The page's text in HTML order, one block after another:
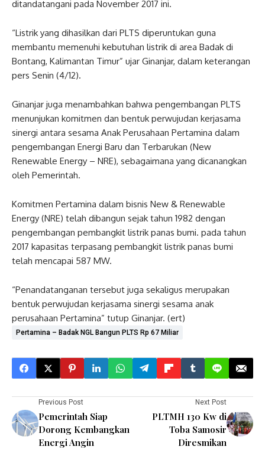
ditandatangani pada November 2017 ini.
“Listrik yang dihasilkan dari PLTS diperuntukan guna
membantu memenuhi kebutuhan listrik di area Badak di
Bontang, Kalimantan Timur” ujar Ginanjar, dalam keterangan
pers Senin (4/12).
Ginanjar juga menambahkan bahwa pengembangan PLTS
menunjukan komitmen dan bentuk perwujudan kerjasama
sinergi antara sesama Anak Perusahaan Pertamina dalam
pengembangan Energi Baru dan Terbarukan (New
Renewable Energy – NRE), sebagaimana yang dicanangkan
oleh Pemerintah.
Komitmen Pertamina dalam bisnis New & Renewable
Energy (NRE) telah dibangun sejak tahun 1982 dengan
pengembangan pembangkit listrik panas bumi. pada tahun
2017 kapasitas terpasang pembangkit listrik panas bumi
telah mencapai 587 MW.
“Penandatanganan tersebut juga sekaligus merupakan
bentuk perwujudan kerjasama sinergi sesama anak
perusahaan Pertamina” tutup Ginanjar. (ert)
Pertamina – Badak NGL Bangun PLTS Rp 67 Miliar
Previous Post
Pemerintah Siap
Dorong Kembangkan
Energi Angin
Next Post
PLTMH 130 Kw di
Toba Samosir
Diresmikan